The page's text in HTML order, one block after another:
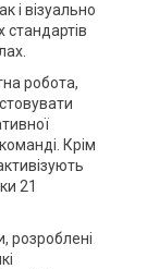
і візуально
стандартів
робота,
Крім
21
розроблені